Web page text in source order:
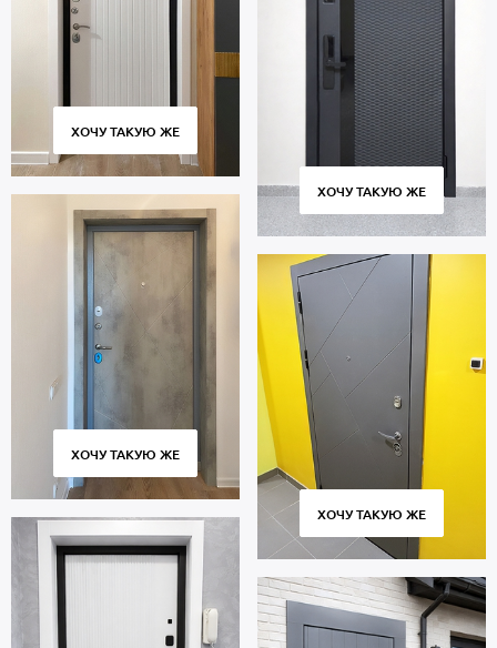
ХОЧУ ТАКУЮ ЖЕ
ХОЧУ ТАКУЮ ЖЕ
ХОЧУ ТАКУЮ ЖЕ
ХОЧУ ТАКУЮ ЖЕ